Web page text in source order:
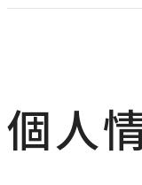
個人